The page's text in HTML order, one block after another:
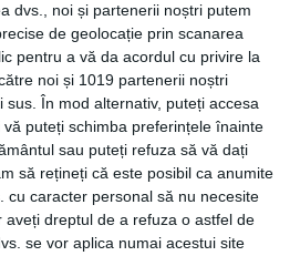
dvs., noi și partenerii noștri putem
de geolocație prin scanarea
pentru a vă da acordul cu privire la
noi și 1019 partenerii noștri
sus. În mod alternativ, puteți accesa
puteți schimba preferințele înainte
sau puteți refuza să vă dați
să rețineți că este posibil ca anumite
cu caracter personal să nu necesite
dreptul de a refuza o astfel de
se vor aplica numai acestui site
Ca s-o impresionezi și
la remedii naturiste. Nu
Citește mai multepăreri
care vine sub formă de
păreri Maraton Forte, pastile